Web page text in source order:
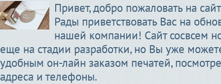
Привет, добро пожаловать на
Рады приветствовать Вас на
нашей компании! Сайт сосвсем
еще на стадии разработки, но Вы уже
удобным он-лайн заказом печатей,
адреса и телефоны.